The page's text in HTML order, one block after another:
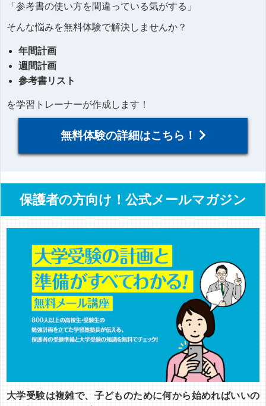
「参考書の使い方を間違っている気がする」
そんな悩みを無料体験で解決しませんか？
年間計画
週間計画
参考書リスト
を学習トレーナーが作成します！
無料体験の詳細はこちら！
保護者の方向け！公式メールマガジン
大学受験は複雑で、子どものために何から始めればいいの